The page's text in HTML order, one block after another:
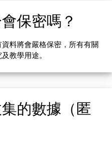
保密嗎？
料將會嚴格保密，所有有關
教學用途。
的數據（匿